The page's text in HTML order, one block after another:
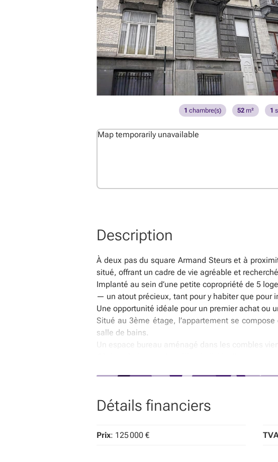
1 chambre(s) 52m² 1
Map temporarily unavailable
Description
À deux pas du square Armand Steurs et à
situé, offrant un cadre de vie agréable et
Implanté au sein d’une petite copropriété de 5
— un atout précieux, tant pour y habiter que pour
Une opportunité idéale pour un premier achat ou
Situé au 3ème étage, l’appartement se compose
salle de bains.
Un espace bureau aménagé dans les combles
👉 Plusieurs unités sont disponibles à la vente
Détails financiers
Prix: 125 000 €